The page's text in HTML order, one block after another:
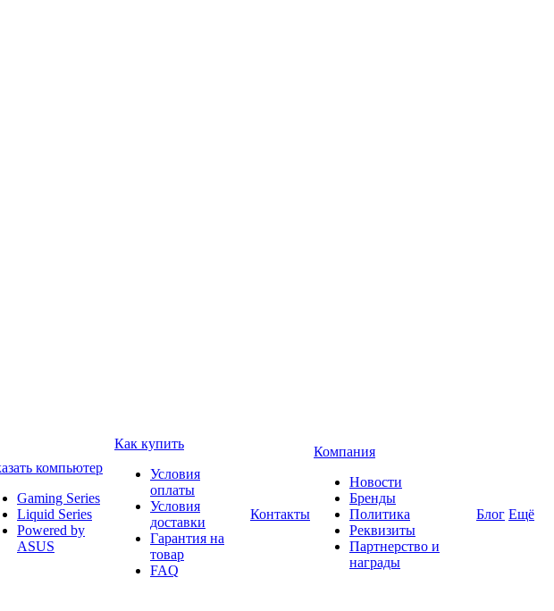
компьютер
Gaming Series
Liquid Series
Powered by
ASUS
Как купить
Условия
оплаты
Условия
доставки
Гарантия на
товар
FAQ
Контакты
Компания
Новости
Бренды
Политика
Реквизиты
Партнерство и
награды
Блог Ещё